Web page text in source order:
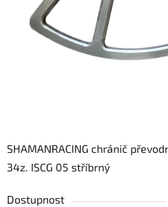
SHAMANRACING chránič
34z. ISCG 05 stříbrný
Dostupnost